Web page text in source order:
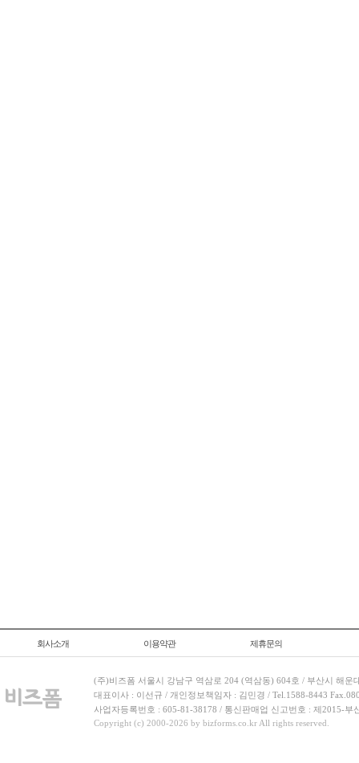
회사소개 이용약관 제휴문의
(주)비즈폼 서울시 강남구 역삼로 204 (역삼동) 604호 / 부산시 해운
대표이사 : 이선규 / 개인정보책임자 : 김민경 / Tel.1588-8443
사업자등록번호 : 605-81-38178 / 통신판매업 신고번호 : 제2015-부
Copyright (c) 2000-2026 by bizforms.co.kr All rights reserved.